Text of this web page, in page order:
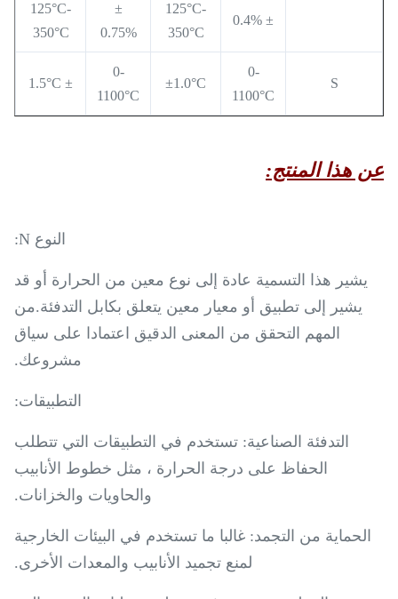
± 0.4%
125°C-
350°C
±
0.75%
125°C-
350°C
S
0-
1100°C
±1.0°C
0-
1100°C
± 1.5°C
عن هذا المنتج:
النوع N:
يشير هذا التسمية عادة إلى نوع معين من الحرارة أو قد
يشير إلى تطبيق أو معيار معين يتعلق بكابل التدفئة.من
المهم التحقق من المعنى الدقيق اعتمادا على سياق
مشروعك.
التطبيقات:
التدفئة الصناعية: تستخدم في التطبيقات التي تتطلب
الحفاظ على درجة الحرارة ، مثل خطوط الأنابيب
والحاويات والخزانات.
الحماية من التجمد: غالبا ما تستخدم في البيئات الخارجية
لمنع تجميد الأنابيب والمعدات الأخرى.